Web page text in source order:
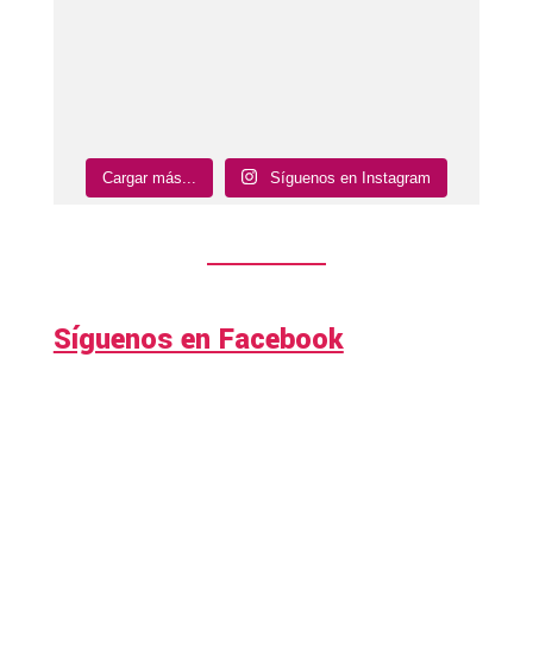
Cargar más... Síguenos en Instagram
Síguenos en Facebook